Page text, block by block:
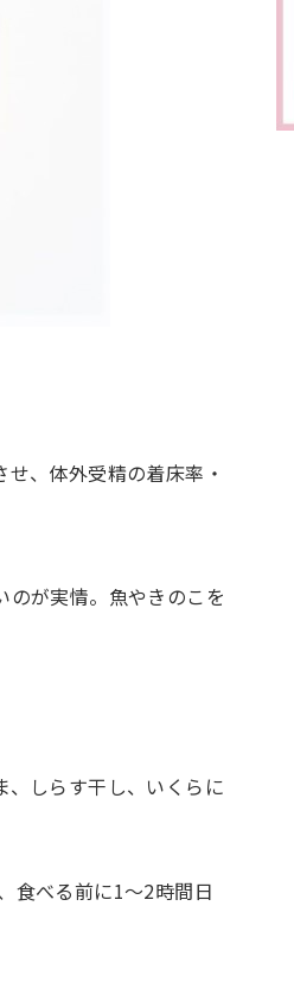
、体外受精の着床率・
のが実情。魚やきのこを
、しらす干し、いくらに
食べる前に1～2時間日